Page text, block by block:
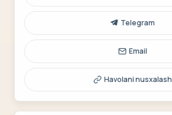
Telegram
Email
Havolani nusxalash